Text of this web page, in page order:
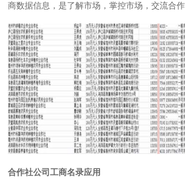
商数据信息，是了解市场，掌控市场，交流合作
合作社公司工商名录应用